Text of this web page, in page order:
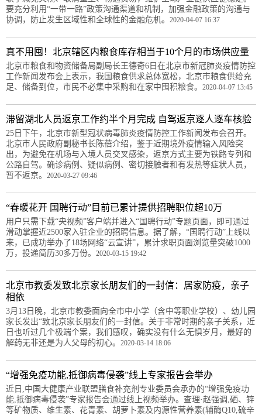
要充分利用“一带一路”政策沟通渠道和机制，加强金融政策的沟通与
协调，防止发生区域性和全球性的金融危机。 2020-04-07 16:37
真不用囤！北京辖区内粮食库存相当于10个月的市场供应量
北京市粮食和物资储备局副局长王德奇6日在北京市新冠肺炎疫情防控
工作新闻发布会上表示，我国粮食供求总体宽松，北京市粮食供给充
足、储备到位，市民不必集中采购和在家中囤积粮食。 2020-04-07 13:45
滞留湖北人员返京工作约半个月完成 自驾返京逐人逐车核验
25日下午，北京市新型冠状病毒肺炎疫情防控工作新闻发布会召开。
北京市人民政府副秘书长陈蓓介绍，鉴于近期境外疫情输入风险突
出，为避免在机场与入境人员交叉感染，返京方式主要为铁路专列和
公路自驾。确诊病例、疑似病例、密切接触者和有发热等症状人员，
暂不返京。 2020-03-27 09:46
“春暖花开 国聘行动”目前已累计提供招聘职位超10万
用户只需下载“央视频”客户端并进入“国聘行动”专题页面，即可通过
滑动掌握近2500家入驻企业的招聘信息。据了解，“国聘行动”上线以
来，已成功举办了18场网络“云宣讲”，累计求职页面浏览量突破1000
万，投递简历30多万份。 2020-03-15 19:42
北京市教委发致北京家长朋友们的一封信：居家防疫，亲子
相依
3月13日晚，北京市教委面向全市中小学（含中等职业学校）、幼儿园
家长发出“致北京家长朋友们的一封信。关于非常时期的亲子关系，近
日也听过几个极端个案，我们感叹，确实没有什么无惧岁月，最好的
解药无非还是为人父母的初心。 2020-03-14 18:06
“增强免疫功能,抵御病毒侵袭”线上专家报告会举办
近日,中国大健康产业联盟膳食补充剂专业委员会承办的“增强免疫功
能,抵御病毒侵袭”专家报告会通过线上视频举办。查理·赵强调,硒、锌
等矿物质、维生素、花青素、胡萝卜素及内源性营养素(辅酶Q10,硫辛